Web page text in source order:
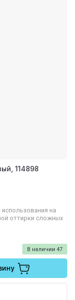
114898
на
оттирки сложных
В наличии 47